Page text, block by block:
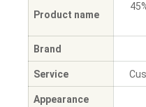
Product name
Brand
Service
Appearance